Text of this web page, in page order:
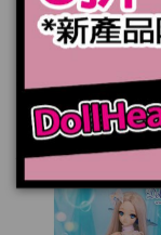
您也可能喜歡